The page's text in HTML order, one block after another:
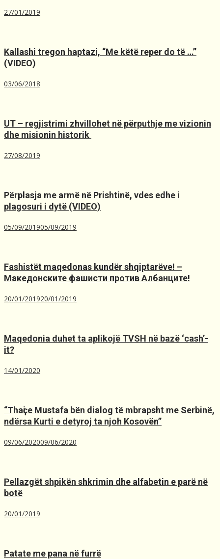
27/01/2019
Kallashi tregon haptazi, “Me kёtё reper do tё …”
(VIDEO)
03/06/2018
UT – regjistrimi zhvillohet në përputhje me vizionin
dhe misionin historik ️
27/08/2019
Përplasja me armë në Prishtinë, ​vdes edhe i
plagosuri i dytë (VIDEO)
05/09/201905/09/2019
Fashistët maqedonas kundër shqiptarëve! –
Македонските фашисти против Албанците!
20/01/201920/01/2019
Maqedonia duhet ta aplikojë TVSH nё bazё ‘cash’-
it?
14/01/2020
“Thaҫi e Mustafa bën dialog të mbrapsht me Serbinë,
ndërsa Kurti e detyroj ta njoh Kosovën”
09/06/202009/06/2020
Pellazgët shpikën shkrimin dhe alfabetin e parë në
botë
20/01/2019
Patate me pana në furrë